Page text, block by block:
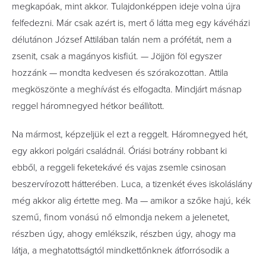
megkapóak, mint akkor. Tulajdonképpen ideje volna újra
felfedezni. Már csak azért is, mert ő látta meg egy kávéházi
délutánon József Attilában talán nem a prófétát, nem a
zsenit, csak a magányos kisfiút. — Jöjjön föl egyszer
hozzánk — mondta kedvesen és szórakozottan. Attila
megköszönte a meghívást és elfogadta. Mindjárt másnap
reggel háromnegyed hétkor beállított.
Na mármost, képzeljük el ezt a reggelt. Háromnegyed hét,
egy akkori polgári családnál. Óriási botrány robbant ki
ebből, a reggeli feketekávé és vajas zsemle csinosan
beszervírozott hátterében. Luca, a tizenkét éves iskoláslány
még akkor alig értette meg. Ma — amikor a szőke hajú, kék
szemű, finom vonású nő elmondja nekem a jelenetet,
részben úgy, ahogy emlékszik, részben úgy, ahogy ma
látja, a meghatottságtól mindkettőnknek átforrósodik a